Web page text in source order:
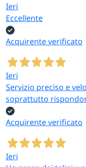
Ieri
Eccellente
Acquirente verificato
Ieri
Servizio preciso e
soprattutto
Acquirente verificato
Ieri